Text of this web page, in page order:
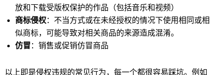
放和下载受版权保护的作品（包括音乐和视频）
商标侵权：不当方式或在未经授权的情况下使用相同或相
似商标，可能导致对相关商品的来源造成混淆。
仿冒 ：销售或促销仿冒商品
以上即是侵权违规的常见行为，每一个都很容易踩坑。例如